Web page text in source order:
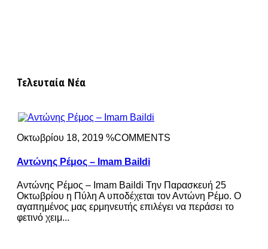
Τελευταία Νέα
Οκτωβρίου 18, 2019 %COMMENTS
Αντώνης Ρέμος – Imam Baildi
Αντώνης Ρέμος – Imam Baildi Την Παρασκευή 25
Οκτωβρίου η Πύλη Α υποδέχεται τον Αντώνη Ρέμο. Ο
αγαπημένος μας ερμηνευτής επιλέγει να περάσει το
φετινό χειμ...